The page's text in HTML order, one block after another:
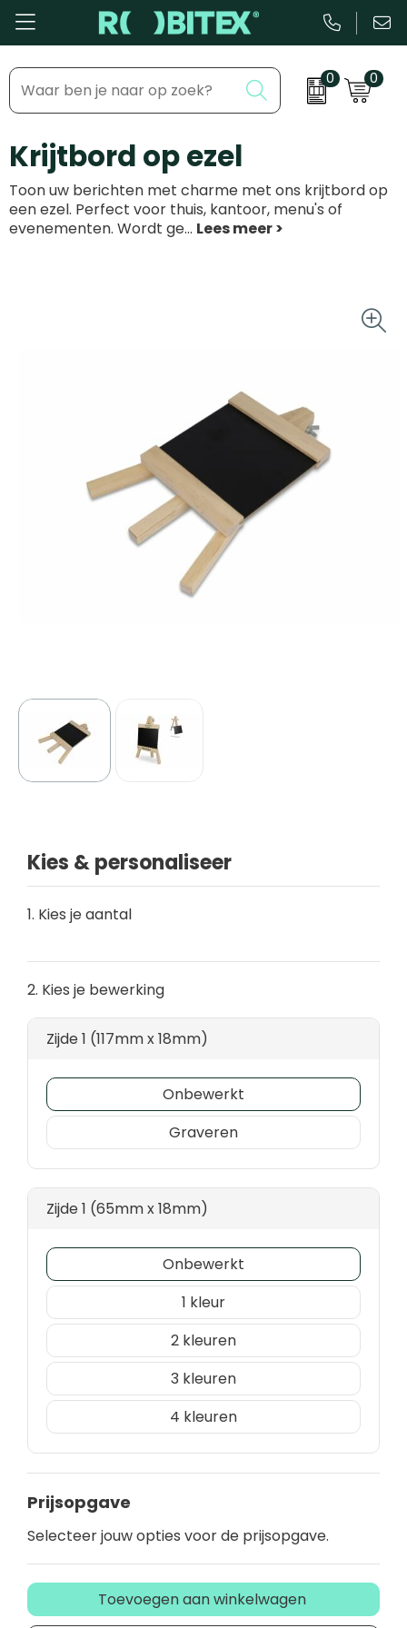
0 0
Bestsellers
Beurs & Event
Kantoor & Schrijfwaren
Eten & Drinkware
Outdoor & Vrije tijd
Technologie & gadgets
Inhaakmomenten
Feestdagen
Zakelijke evenementen
Dag van de ...
Krijtbord op ezel
Toon uw berichten met charme met ons krijtbord op
een ezel. Perfect voor thuis, kantoor, menu's of
evenementen. Wordt ge...
Kies & personaliseer
1. Kies je aantal
2. Kies je bewerking
Zijde 1 (117mm x 18mm)
Onbewerkt
Graveren
Zijde 1 (65mm x 18mm)
Onbewerkt
1
2
3
4
Prijsopgave
Selecteer jouw opties voor de prijsopgave.
Toevoegen aan winkelwagen